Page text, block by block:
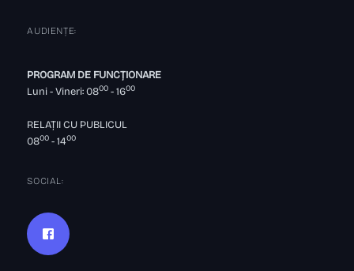
AUDIENȚE:
PROGRAM DE FUNCȚIONARE
Luni - Vineri: 0800 - 1600
RELAȚII CU PUBLICUL
0800 - 1400
SOCIAL: